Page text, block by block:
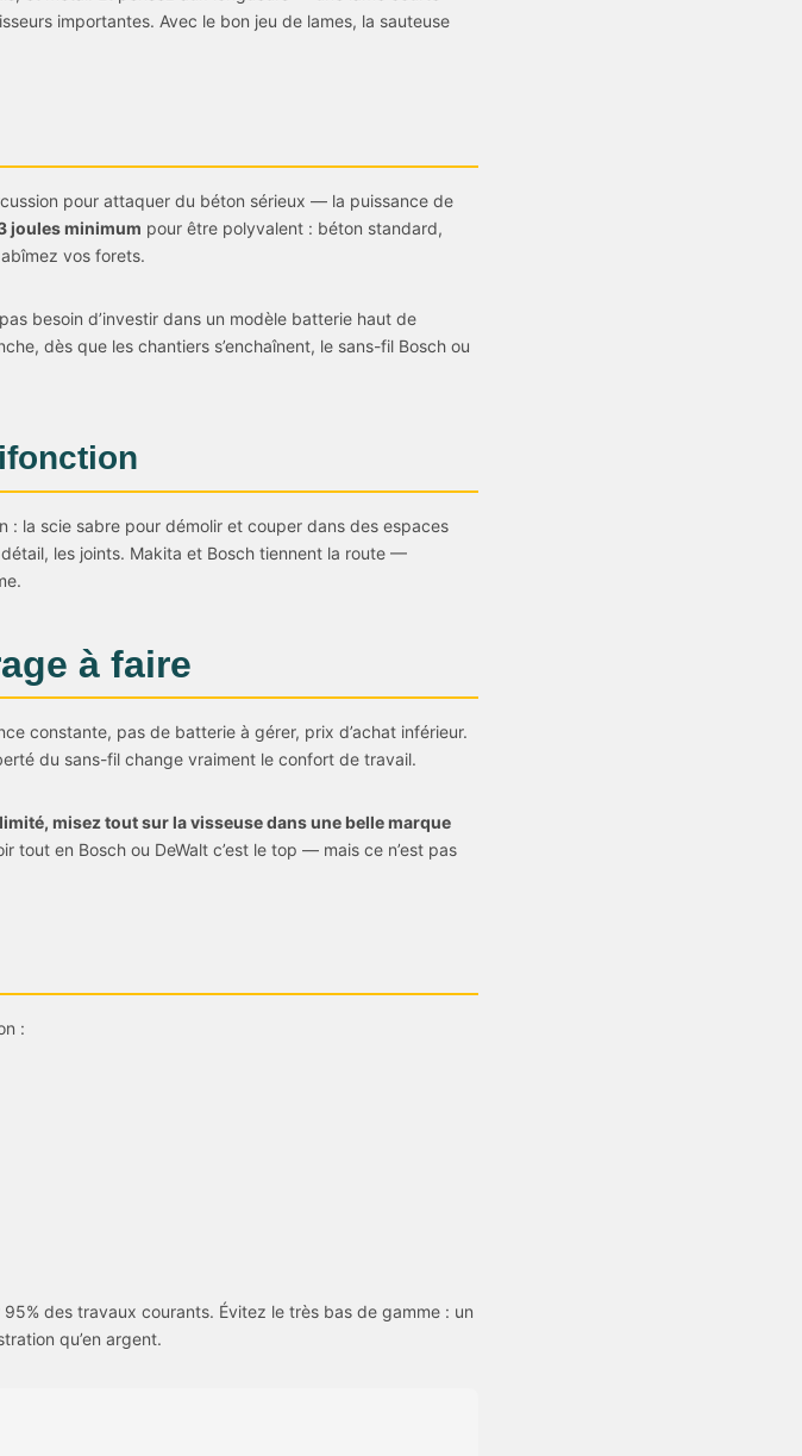
importantes. Avec le bon jeu de lames, la sauteuse
pour attaquer du béton sérieux — la puissance de
joules minimum pour être polyvalent : béton standard,
vos forets.
besoin d’investir dans un modèle batterie haut de
dès que les chantiers s’enchaînent, le sans-fil Bosch ou
: la scie sabre pour démolir et couper dans des espaces
les joints. Makita et Bosch tiennent la route —
à faire
constante, pas de batterie à gérer, prix d’achat inférieur.
du sans-fil change vraiment le confort de travail.
misez tout sur la visseuse dans une belle marque
tout en Bosch ou DeWalt c’est le top — mais ce n’est pas
:
des travaux courants. Évitez le très bas de gamme : un
qu’en argent.